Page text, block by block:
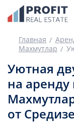
Главная
Махмутлар
Уютная
на
от